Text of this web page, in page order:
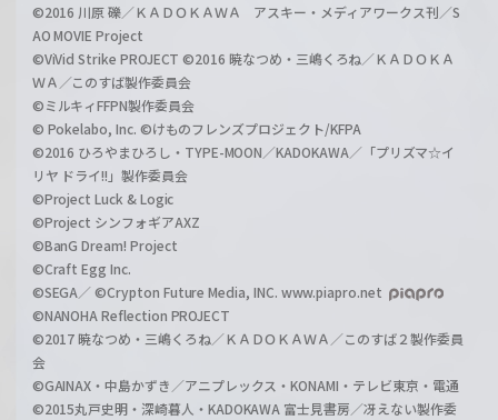
©2016 川原 礫／ＫＡＤＯＫＡＷＡ アスキー・メディアワークス刊／S
AO MOVIE Project
©ViVid Strike PROJECT ©2016 暁なつめ・三嶋くろね／ＫＡＤＯＫＡ
ＷＡ／このすば製作委員会
©ミルキィFFPN製作委員会
© Pokelabo, Inc. ©けものフレンズプロジェクト/KFPA
©2016 ひろやまひろし・TYPE-MOON／KADOKAWA／「プリズマ☆イ
リヤ ドライ!!」製作委員会
©Project Luck & Logic
©Project シンフォギアAXZ
©BanG Dream! Project
©Craft Egg Inc.
©SEGA／ ©Crypton Future Media, INC. www.piapro.net
©NANOHA Reflection PROJECT
©2017 暁なつめ・三嶋くろね／ＫＡＤＯＫＡＷＡ／このすば２製作委員
会
©GAINAX・中島かずき／アニプレックス・KONAMI・テレビ東京・電通
©2015丸戸史明・深崎暮人・KADOKAWA 富士見書房／冴えない製作委